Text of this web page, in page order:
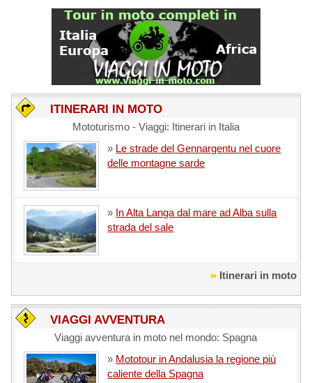
ITINERARI IN MOTO
Mototurismo - Viaggi: Itinerari in Italia
» Le strade del Gennargentu nel cuore
delle montagne sarde
» In Alta Langa dal mare ad Alba sulla
strada del sale
Itinerari in moto
VIAGGI AVVENTURA
Viaggi avventura in moto nel mondo: Spagna
» Mototour in Andalusia la regione più
caliente della Spagna